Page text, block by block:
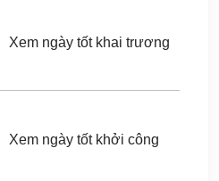
Xem ngày tốt khai trương
Xem ngày tốt khởi công